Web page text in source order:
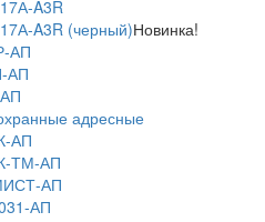
A3R
A3R (черный)Новинка!
АП
АП
адресные
АП
ТМ-АП
АП
АП